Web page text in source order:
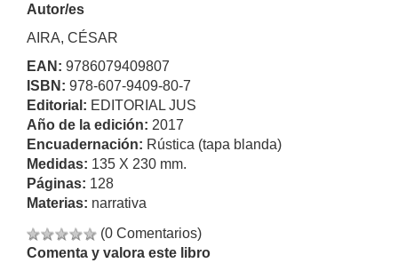
Autor/es
AIRA, CÉSAR
EAN: 9786079409807
ISBN: 978-607-9409-80-7
Editorial: EDITORIAL JUS
Año de la edición: 2017
Encuadernación: Rústica (tapa blanda)
Medidas: 135 X 230 mm.
Páginas: 128
Materias: narrativa
(0 Comentarios)
Comenta y valora este libro